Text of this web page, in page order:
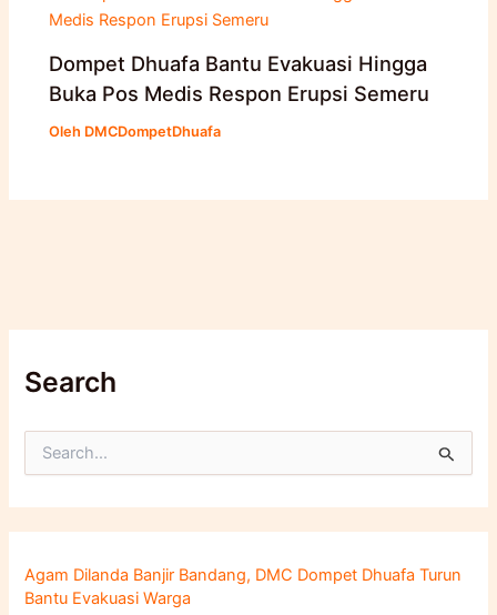
Dompet Dhuafa Bantu Evakuasi Hingga
Buka Pos Medis Respon Erupsi Semeru
Oleh DMCDompetDhuafa
Search
a
t
u
Agam Dilanda Banjir Bandang, DMC Dompet Dhuafa Turun
Bantu Evakuasi Warga